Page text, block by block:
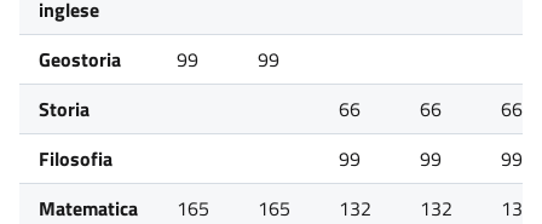
inglese
Geostoria 99
99
Storia
66 66
66
Filosofia
99 99
99
Matematica
165 165 132 132
132